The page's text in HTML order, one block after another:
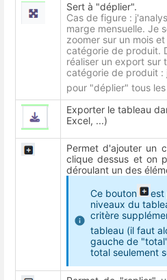
Sert à "déplier".
Cas de figure :
marge mensuelle. Je
zoomer sur un mois
catégorie de produit.
réaliser un export sur
catégorie de produit :
pour "déplier" tous les
Exporter le tableau
Excel, ...)
Permet d'ajouter un
clique dessus et on
déroulant un des
Ce bouton
est
niveaux du
critère
tableau (il faut
gauche de
total seulement